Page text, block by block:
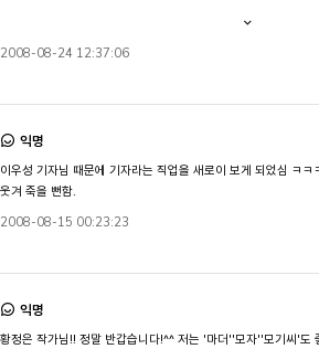
내용
2008-08-24 12:37:06
익명
이우성 기자님 때문에 기자라는 직업을 새로이 보게 되었심 ㅋㅋ
웃겨 죽을 뻔함.
2008-08-15 00:23:23
익명
황정은 작가님!! 정말 반갑습니다!^^ 저는 '마더''모자''모기씨'도